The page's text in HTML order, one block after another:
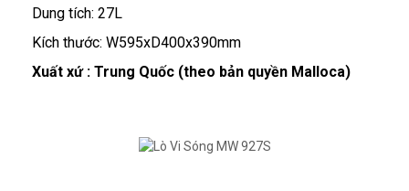
Dung tích: 27L
Kích thước: W595xD400x390mm
Xuất xứ : Trung Quốc (theo bản quyền Malloca)